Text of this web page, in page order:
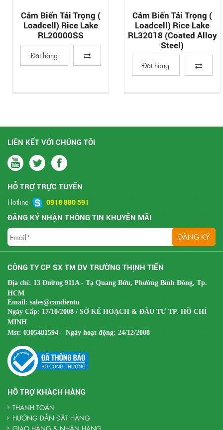
Cảm Biến Tải Trọng (
Loadcell) Rice Lake
RL20000SS
Đặt hàng
Cảm Biến Tải Trọng (
Loadcell) Rice Lake
RL32018 (Coated Alloy
Steel)
Đặt hàng
LIÊN KẾT VỚI CHÚNG TÔI
HỖ TRỢ TRỰC TUYẾN
Hotline
0918 880 591
ĐĂNG KÝ NHẬN THÔNG TIN KHUYẾN MÃI
CÔNG TY CP SX TM DV TRƯỜNG THỊNH TIẾN
Địa chỉ: 13 Đường 911A - Tạ Quang Bửu, Phường Bình Đông, Tp.
HCM
Email: sales@candientu
Ngày Cấp: 17/10/2008 / SỞ KẾ HOẠCH & ĐẦU TƯ TP. HỒ CHÍ
MINH
Mst: 0305481594 – Ngày hoạt động: 24/12/2008
HỖ TRỢ KHÁCH HÀNG
THANH TOÁN
HƯỚNG DẪN ĐẶT HÀNG